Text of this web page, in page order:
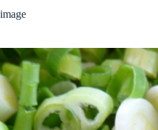
image